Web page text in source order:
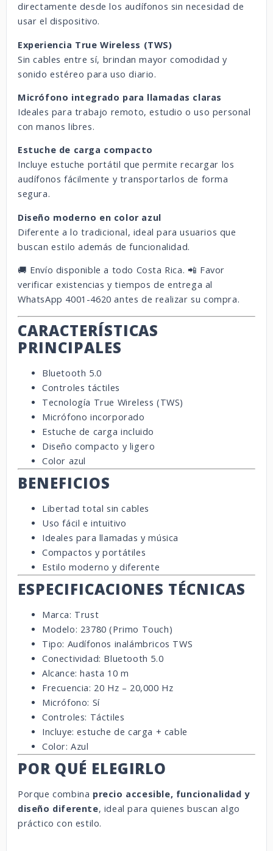
directamente desde los audífonos sin necesidad de
usar el dispositivo.
Experiencia True Wireless (TWS)
Sin cables entre sí, brindan mayor comodidad y
sonido estéreo para uso diario.
Micrófono integrado para llamadas claras
Ideales para trabajo remoto, estudio o uso personal
con manos libres.
Estuche de carga compacto
Incluye estuche portátil que permite recargar los
audífonos fácilmente y transportarlos de forma
segura.
Diseño moderno en color azul
Diferente a lo tradicional, ideal para usuarios que
buscan estilo además de funcionalidad.
🚚 Envío disponible a todo Costa Rica. 📲 Favor
verificar existencias y tiempos de entrega al
WhatsApp 4001-4620 antes de realizar su compra.
CARACTERÍSTICAS
PRINCIPALES
Bluetooth 5.0
Controles táctiles
Tecnología True Wireless (TWS)
Micrófono incorporado
Estuche de carga incluido
Diseño compacto y ligero
Color azul
BENEFICIOS
Libertad total sin cables
Uso fácil e intuitivo
Ideales para llamadas y música
Compactos y portátiles
Estilo moderno y diferente
ESPECIFICACIONES TÉCNICAS
Marca: Trust
Modelo: 23780 (Primo Touch)
Tipo: Audífonos inalámbricos TWS
Conectividad: Bluetooth 5.0
Alcance: hasta 10 m
Frecuencia: 20 Hz – 20,000 Hz
Micrófono: Sí
Controles: Táctiles
Incluye: estuche de carga + cable
Color: Azul
POR QUÉ ELEGIRLO
Porque combina precio accesible, funcionalidad y
diseño diferente, ideal para quienes buscan algo
práctico con estilo.